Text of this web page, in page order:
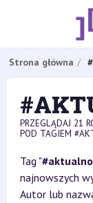
Strona główna
PRZEGLĄDAJ 21
POD TAGIEM
Tag "
najnowszych
Autor lub